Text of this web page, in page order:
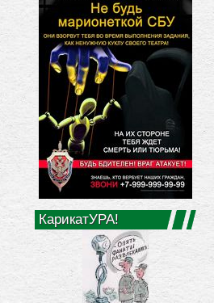
КарикатУРА!